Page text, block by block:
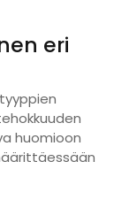
eri
huomioon